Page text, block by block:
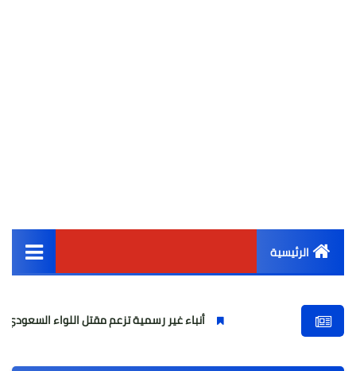
الرئيسية
أخبار مصر
أنباء غير رسمية تزعم مقتل اللواء السعودي منصور